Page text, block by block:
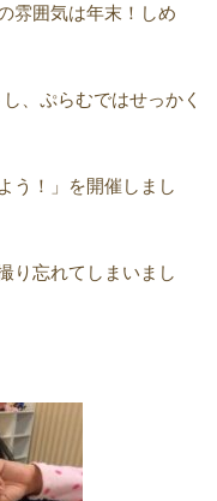
雰囲気は年末！しめ
、ぷらむではせっかく
う！」を開催しまし
り忘れてしまいまし